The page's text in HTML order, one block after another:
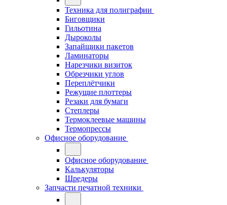
Техника для полиграфии
Биговщики
Гильотина
Дыроколы
Запайщики пакетов
Ламинаторы
Нарезчики визиток
Обрезчики углов
Переплётчики
Режущие плоттеры
Резаки для бумаги
Степлеры
Термоклеевые машины
Термопрессы
Офисное оборудование
Офисное оборудование
Калькуляторы
Шредеры
Запчасти печатной техники